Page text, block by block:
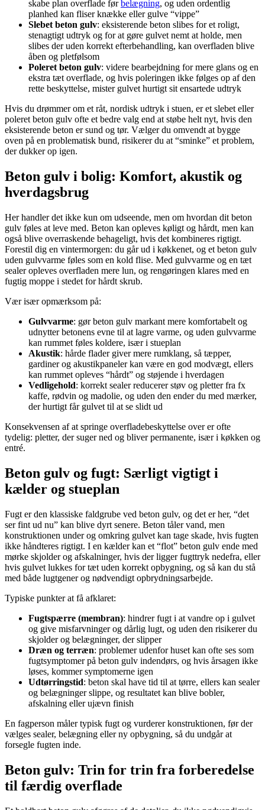
skabe plan overflade førbelægning, og uden ordentlig
planhed kan fliser knække eller gulve “vippe”
Slebet beton gulv: eksisterende beton slibes for et roligt,
stenagtigt udtryk og for at gøre gulvet nemt at holde, men
slibes der uden korrekt efterbehandling, kan overfladen blive
åben og pletfølsom
Poleret beton gulv: videre bearbejdning for mere glans og en
ekstra tæt overflade, og hvis poleringen ikke følges op af den
rette beskyttelse, mister gulvet hurtigt sit ensartede udtryk
Hvis du drømmer om et råt, nordisk udtryk i stuen, er et slebet eller
poleret beton gulv ofte et bedre valg end at støbe helt nyt, hvis den
eksisterende beton er sund og tør. Vælger du omvendt at bygge
oven på en problematisk bund, risikerer du at “sminke” et problem,
der dukker op igen.
Beton gulv i bolig: Komfort, akustik og
hverdagsbrug
Her handler det ikke kun om udseende, men om hvordan dit beton
gulv føles at leve med. Beton kan opleves køligt og hårdt, men kan
også blive overraskende behageligt, hvis det kombineres rigtigt.
Forestil dig en vintermorgen: du går ud i køkkenet, og et beton gulv
uden gulvvarme føles som en kold flise. Med gulvvarme og en tæt
sealer opleves overfladen mere lun, og rengøringen klares med en
fugtig moppe i stedet for hårdt skrub.
Vær især opmærksom på:
Gulvvarme: gør beton gulv markant mere komfortabelt og
udnytter betonens evne til at lagre varme, og uden gulvvarme
kan rummet føles koldere, især i stueplan
Akustik: hårde flader giver mere rumklang, så tæpper,
gardiner og akustikpaneler kan være en god modvægt, ellers
kan rummet opleves “hårdt” og støjende i hverdagen
Vedligehold: korrekt sealer reducerer støv og pletter fra fx
kaffe, rødvin og madolie, og uden den ender du med mærker,
der hurtigt får gulvet til at se slidt ud
Konsekvensen af at springe overfladebeskyttelse over er ofte
tydelig: pletter, der suger ned og bliver permanente, især i køkken og
entré.
Beton gulv og fugt: Særligt vigtigt i
kælder og stueplan
Fugt er den klassiske faldgrube ved beton gulv, og det er her, “det
ser fint ud nu” kan blive dyrt senere. Beton tåler vand, men
konstruktionen under og omkring gulvet kan tage skade, hvis fugten
ikke håndteres rigtigt. I en kælder kan et “flot” beton gulv ende med
mørke skjolder og afskalninger, hvis der ligger fugttryk nedefra, eller
hvis gulvet lukkes for tæt uden korrekt opbygning, og så kan du stå
med både lugtgener og nødvendigt opbrydningsarbejde.
Typiske punkter at få afklaret:
Fugtspærre (membran): hindrer fugt i at vandre op i gulvet
og give misfarvninger og dårlig lugt, og uden den risikerer du
skjolder og belægninger, der slipper
Dræn og terræn: problemer udenfor huset kan ofte ses som
fugtsymptomer på beton gulv indendørs, og hvis årsagen ikke
løses, kommer symptomerne igen
Udtørringstid: beton skal have tid til at tørre, ellers kan sealer
og belægninger slippe, og resultatet kan blive bobler,
afskalning eller ujævn finish
En fagperson måler typisk fugt og vurderer konstruktionen, før der
vælges sealer, belægning eller ny opbygning, så du undgår at
forsegle fugten inde.
Beton gulv: Trin for trin fra forberedelse
til færdig overflade